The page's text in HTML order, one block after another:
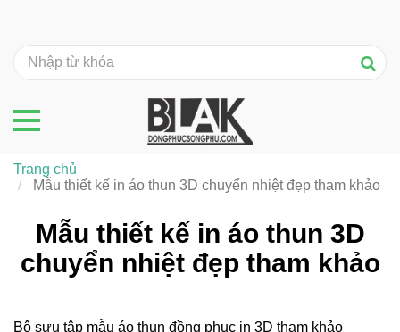
Mẫu thiết kế in áo thun 3D
chuyển nhiệt đẹp tham khảo
Bộ sưu tập mẫu áo thun đồng phục in 3D tham khảo
Trang chủ
Mẫu thiết kế in áo thun 3D chuyển nhiệt đẹp tham khảo